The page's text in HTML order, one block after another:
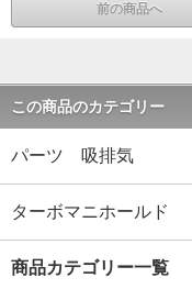
前の商品へ
この商品のカテゴリー
パーツ 吸排気
ターボマニホールド
商品カテゴリー一覧